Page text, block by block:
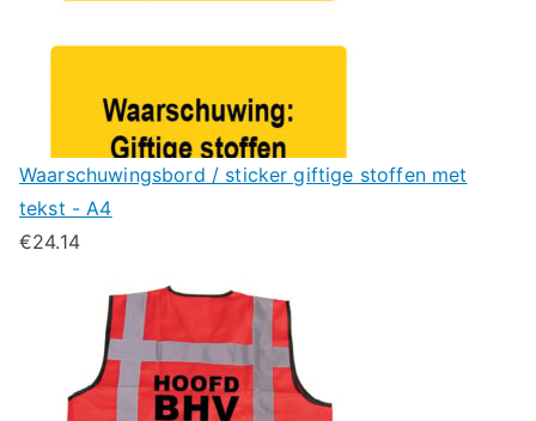
Waarschuwingsbord / sticker giftige stoffen met
tekst - A4
€24.14